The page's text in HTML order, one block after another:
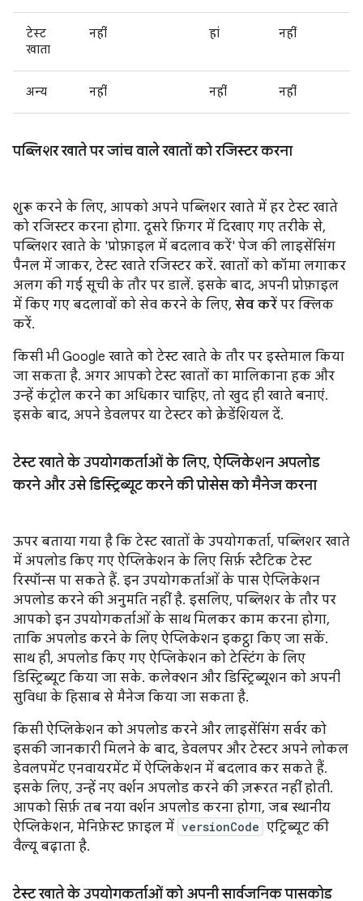
टेस्ट
खाता
नहीं हां नहीं
अन्य नहीं नहीं नहीं
पब्लिशर खाते पर जांच वाले खातों को रजिस्टर करना
शुरू करने के लिए, आपको अपने पब्लिशर खाते में हर टेस्ट खाते
को रजिस्टर करना होगा. दूसरे फ़िगर में दिखाए गए तरीके से,
पब्लिशर खाते के 'प्रोफ़ाइल में बदलाव करें' पेज की लाइसेंसिंग
पैनल में जाकर, टेस्ट खाते रजिस्टर करें. खातों को कॉमा लगाकर
अलग की गई सूची के तौर पर डालें. इसके बाद, अपनी प्रोफ़ाइल
में किए गए बदलावों को सेव करने के लिए, सेव करें पर क्लिक
करें.
किसी भी Google खाते को टेस्ट खाते के तौर पर इस्तेमाल किया
जा सकता है. अगर आपको टेस्ट खातों का मालिकाना हक और
उन्हें कंट्रोल करने का अधिकार चाहिए, तो खुद ही खाते बनाएं.
इसके बाद, अपने डेवलपर या टेस्टर को क्रेडेंशियल दें.
टेस्ट खाते के उपयोगकर्ताओं के लिए, ऐप्लिकेशन अपलोड
करने और उसे डिस्ट्रिब्यूट करने की प्रोसेस को मैनेज करना
ऊपर बताया गया है कि टेस्ट खातों के उपयोगकर्ता, पब्लिशर खाते
में अपलोड किए गए ऐप्लिकेशन के लिए सिर्फ़ स्टैटिक टेस्ट
रिस्पॉन्स पा सकते हैं. इन उपयोगकर्ताओं के पास ऐप्लिकेशन
अपलोड करने की अनुमति नहीं है. इसलिए, पब्लिशर के तौर पर
आपको इन उपयोगकर्ताओं के साथ मिलकर काम करना होगा,
ताकि अपलोड करने के लिए ऐप्लिकेशन इकट्ठा किए जा सकें.
साथ ही, अपलोड किए गए ऐप्लिकेशन को टेस्टिंग के लिए
डिस्ट्रिब्यूट किया जा सके. कलेक्शन और डिस्ट्रिब्यूशन को अपनी
सुविधा के हिसाब से मैनेज किया जा सकता है.
किसी ऐप्लिकेशन को अपलोड करने और लाइसेंसिंग सर्वर को
इसकी जानकारी मिलने के बाद, डेवलपर और टेस्टर अपने लोकल
डेवलपमेंट एनवायरमेंट में ऐप्लिकेशन में बदलाव कर सकते हैं.
इसके लिए, उन्हें नए वर्शन अपलोड करने की ज़रूरत नहीं होती.
आपको सिर्फ़ तब नया वर्शन अपलोड करना होगा, जब स्थानीय
ऐप्लिकेशन, मेनिफ़ेस्ट फ़ाइल में versionCode एट्रिब्यूट की
वैल्यू बढ़ाता है.
टेस्ट खाते के उपयोगकर्ताओं को अपनी सार्वजनिक पासकोड